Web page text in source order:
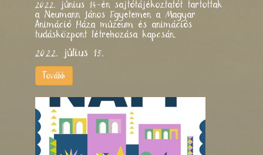
2022. június 14-én sajtótájékoztatót tartottak
a Neumann János Egyetemen a Magyar
Animáció Háza múzeum és animációs
tudásközpont létrehozása kapcsán.
2022. július 15.
Tovább